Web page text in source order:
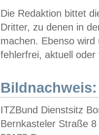
Die Redaktion bittet
Dritter, zu denen in
machen. Ebenso
fehlerfrei, aktuell oder
Bildnachweis:
ITZBund Dienstsitz
Bernkasteler Straße 8